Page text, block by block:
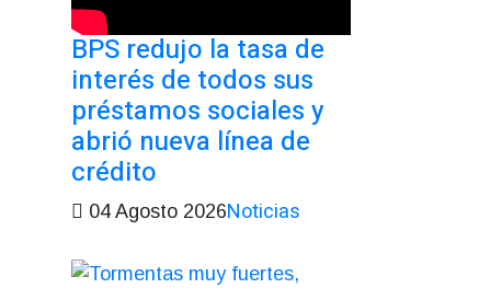
BPS redujo la tasa de
interés de todos sus
préstamos sociales y
abrió nueva línea de
crédito
04 Agosto 2026Noticias